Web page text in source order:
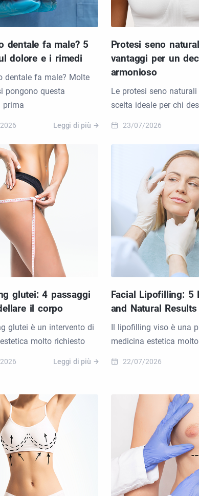
dentale fa male? 5
dolore e i rimedi
dentale fa male? Molte
pongono questa
prima
Leggi di più
Protesi seno
vantaggi per un
armonioso
Le protesi seno
scelta ideale per chi
23/07/2026
glutei: 4 passaggi
il corpo
glutei è un intervento di
molto richiesto
Leggi di più
Facial Lipofilling: 5
and Natural Results
Il lipofilling viso è una
medicina estetica
22/07/2026